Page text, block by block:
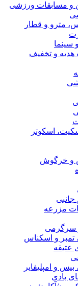
و مسابقات ورزشی
مترو و قطار
سینما
هدیه و تخفیف
اسکوتر
و خرگوش
مزرعه
سرگرمی
تمبر و اسکناس
عتیقه
بیس و امپلیفایر
بادی